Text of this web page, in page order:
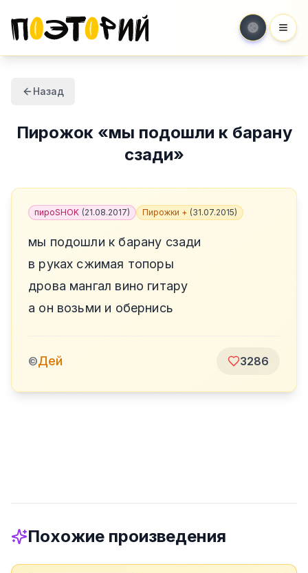
Назад
Пирожок«мы подошли к барану
сзади»
пироSHOK (21.08.2017) Пирожки + (31.07.2015)
мы подошли к барану сзади
в руках сжимая топоры
дрова мангал вино гитару
а он возьми и обернись
©Дей 3286
Похожие произведения